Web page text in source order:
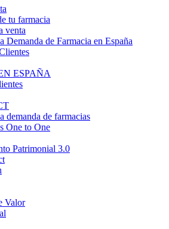
tu farmacia
venta
Demanda de Farmacia en España
ESPAÑA
demanda de farmacias
One to One
Patrimonial 3.0
Valor